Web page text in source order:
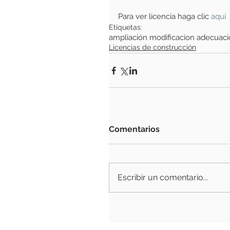
Para ver licencia haga clic aquí
Etiquetas:
ampliación modificacion
Licencias de construcción
Comentarios
Escribir un comentario...